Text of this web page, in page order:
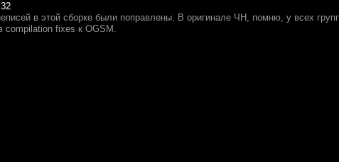
32
в этой сборке были поправлены. В оригинале ЧН, помню, у всех
compilation fixes к OGSM.